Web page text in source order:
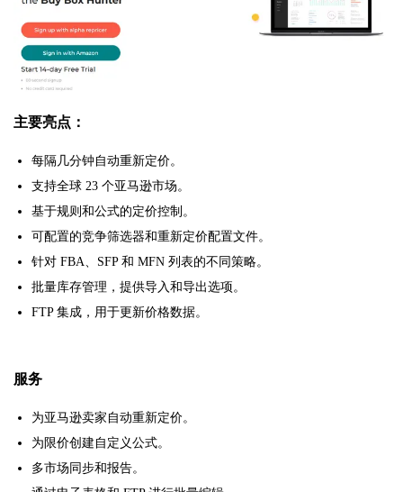
主要亮点：
每隔几分钟自动重新定价。
支持全球 23 个亚马逊市场。
基于规则和公式的定价控制。
可配置的竞争筛选器和重新定价配置文件。
针对 FBA、SFP 和 MFN 列表的不同策略。
批量库存管理，提供导入和导出选项。
FTP 集成，用于更新价格数据。
服务
为亚马逊卖家自动重新定价。
为限价创建自定义公式。
多市场同步和报告。